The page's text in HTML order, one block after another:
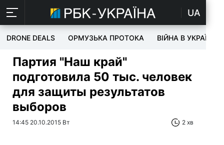
UA
DRONE DEALS ОРМУЗЬКА ПРОТОКА ВІЙНА В УКРАЇНІ
Партия "Наш край"
подготовила 50 тыс. человек
для защиты результатов
выборов
14:45 20.10.2015 Вт 2 хв